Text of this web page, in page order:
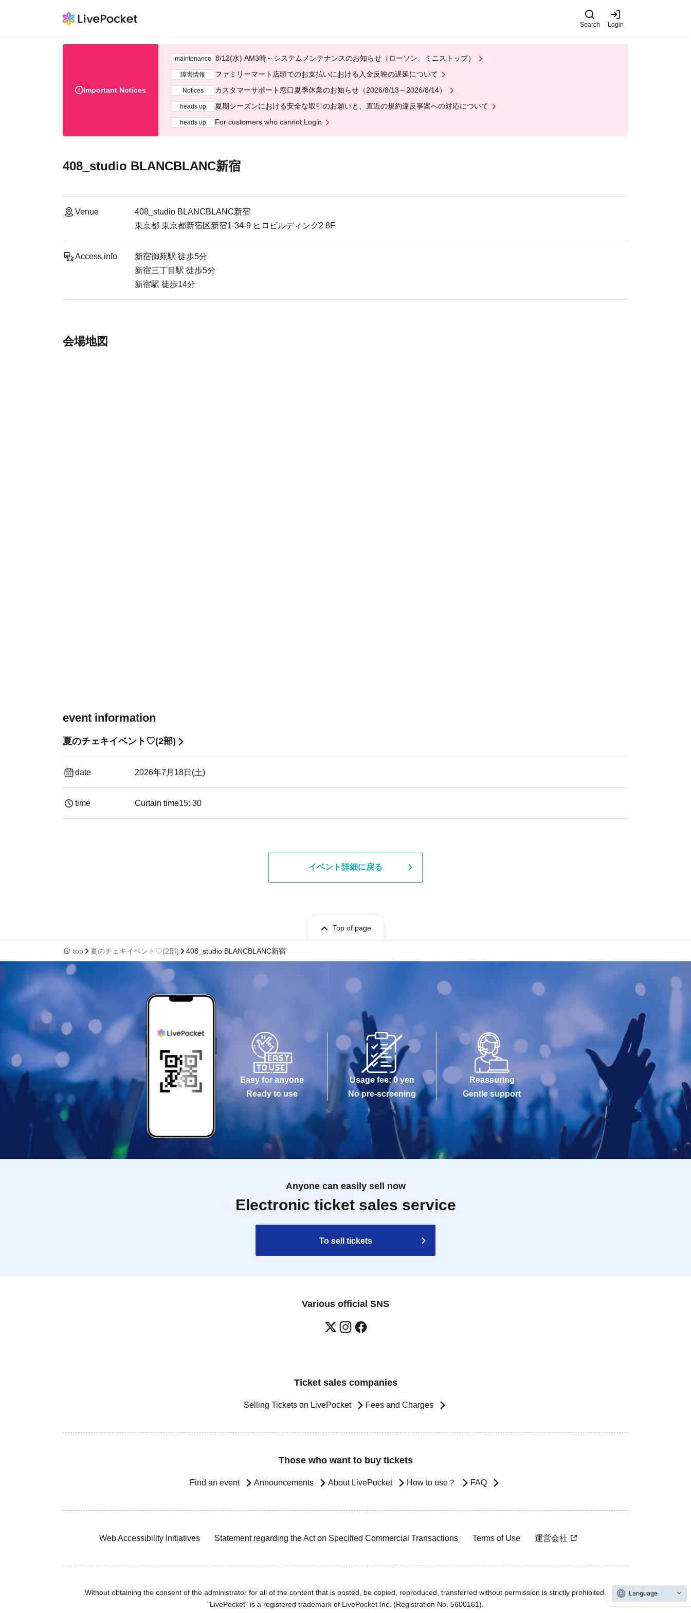
Search Login
Important Notices
maintenance 8/12(水) AM3時～システムメンテナンスのお知らせ（ローソン、ミニストップ）
障害情報 ファミリーマート店頭でのお支払いにおける入金反映の遅延について
Notices カスタマーサポート窓口夏季休業のお知らせ（2026/8/13～2026/8/14）
heads up 夏期シーズンにおける安全な取引のお願いと、直近の規約違反事案への対応について
heads up For customers who cannot Login
408_studio BLANCBLANC新宿
Venue
408_studio BLANCBLANC新宿
東京都 東京都新宿区新宿1-34-9 ヒロビルディング2 8F
Access info
新宿御苑駅 徒歩5分
新宿三丁目駅 徒歩5分
新宿駅 徒歩14分
会場地図
event information
夏のチェキイベント♡(2部)
date 2026年7月18日(土)
time Curtain time15: 30
イベント詳細に戻る
Top of page
top 夏のチェキイベント♡(2部) 408_studio BLANCBLANC新宿
Easy for anyone
Ready to use
Usage fee: 0 yen
No pre-screening
Reassuring
Gentle support
Anyone can easily sell now
Electronic ticket sales service
To sell tickets
Various official SNS
Ticket sales companies
Selling Tickets on LivePocket Fees and Charges
Those who want to buy tickets
Find an event Announcements About LivePocket How to use？ FAQ
Web Accessibility Initiatives Statement regarding the Act on Specified Commercial Transactions Terms of Use 運営会社
Without obtaining the consent of the administrator for all of the content that is posted, be copied, reproduced, transferred without permission is strictly prohibited.
"LivePocket" is a registered trademark of LivePocket Inc. (Registration No. 5600161).
Language